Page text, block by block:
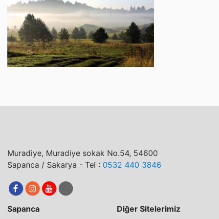
Muradiye, Muradiye sokak No.54, 54600
Sapanca / Sakarya - Tel : 0532 440 3846
Sapanca Diğer Sitelerimiz